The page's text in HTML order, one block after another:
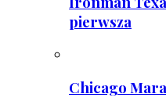
pierwsza
Chicago